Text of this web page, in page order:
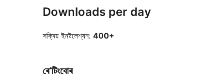
Downloads per day
সক্ৰিয় ইনষ্টলেশ্যন: 400+
ৰে’টিংবোৰ